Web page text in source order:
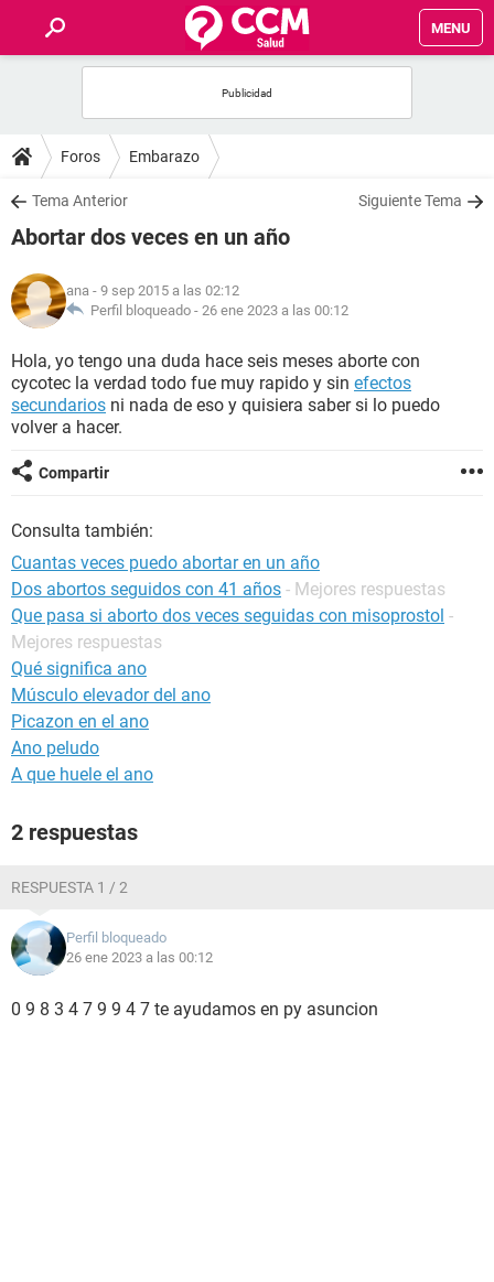
MENU
FOROS
SALUD
NUTRICIÓN
BIENESTAR
SEXUALIDAD
GLOSARIO
Foros Embarazo
Tema Anterior Siguiente Tema
Abortar dos veces en un año
ana - 9 sep 2015 a las 02:12
Perfil bloqueado - 26 ene 2023 a las 00:12
Hola, yo tengo una duda hace seis meses aborte con
cycotec la verdad todo fue muy rapido y sin efectos
secundarios ni nada de eso y quisiera saber si lo puedo
volver a hacer.
Compartir
Consulta también:
Cuantas veces puedo abortar en un año
Dos abortos seguidos con 41 años - Mejores respuestas
Que pasa si aborto dos veces seguidas con misoprostol -
Mejores respuestas
Qué significa ano
Músculo elevador del ano
Picazon en el ano
Ano peludo
A que huele el ano
2 respuestas
RESPUESTA 1 / 2
Perfil bloqueado
26 ene 2023 a las 00:12
0 9 8 3 4 7 9 9 4 7 te ayudamos en py asuncion